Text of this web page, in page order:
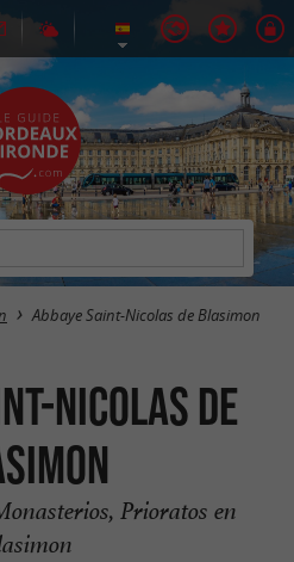
Abbaye Saint-Nicolas de Blasimon
Nicolas de
Prioratos en